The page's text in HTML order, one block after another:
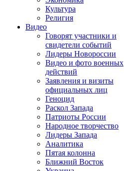
Культура
Религия
Видео
Говорят участники и
свидетели событий
Лидеры Новороссии
Видео и фото военных
действий
Заявления и визиты
официальных лиц
Геноцид
Раскол Запада
Патриоты России
Народное творчество
Лидеры Запада
Аналитика
Пятая колонна
Ближний Восток